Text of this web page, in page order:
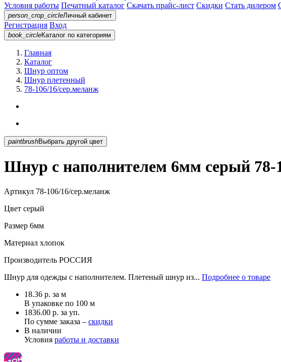
Условия работы Печатный каталог Скачать прайс-лист Скидки Стать дилером
person_crop_circleЛичный кабинет
Регистрация Вход
book_circleКаталог по категориям
Главная
Каталог
Шнур оптом
Шнур плетенный
78-106/16/сер.меланж
paintbrush Выбрать другой цвет
Шнур с наполнителем 6мм серый 78-
Артикул 78-106/16/сер.меланж
Цвет серый
Размер 6мм
Материал хлопок
Производитель РОССИЯ
Шнур для одежды с наполнителем. Плетеный шнур из... Подробнее о товаре
18.36 р. за м
В упаковке по 100 м
1836.00 р. за уп.
По сумме заказа – скидки
В наличии
Условия работы и доставки